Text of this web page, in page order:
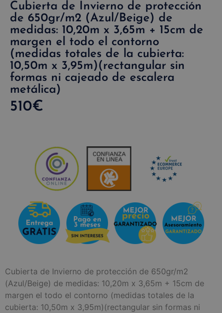
Cubierta de Invierno de protección
de 650gr/m2 (Azul/Beige) de
medidas: 10,20m x 3,65m + 15cm de
margen el todo el contorno
(medidas totales de la cubierta:
10,50m x 3,95m)(rectangular sin
formas ni cajeado de escalera
metálica)
510€
Cubierta de Invierno de protección de 650gr/m2
(Azul/Beige) de medidas: 10,20m x 3,65m + 15cm de
margen el todo el contorno (medidas totales de la
cubierta: 10,50m x 3,95m)(rectangular sin formas ni